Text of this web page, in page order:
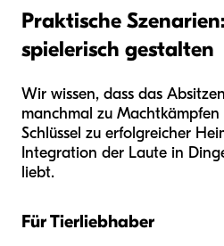
Praktische
spielerisch gestalten
Wir wissen, dass das
manchmal zu
Schlüssel zu erfolgreicher
Integration der Laute in
liebt.
Für Tierliebhaber